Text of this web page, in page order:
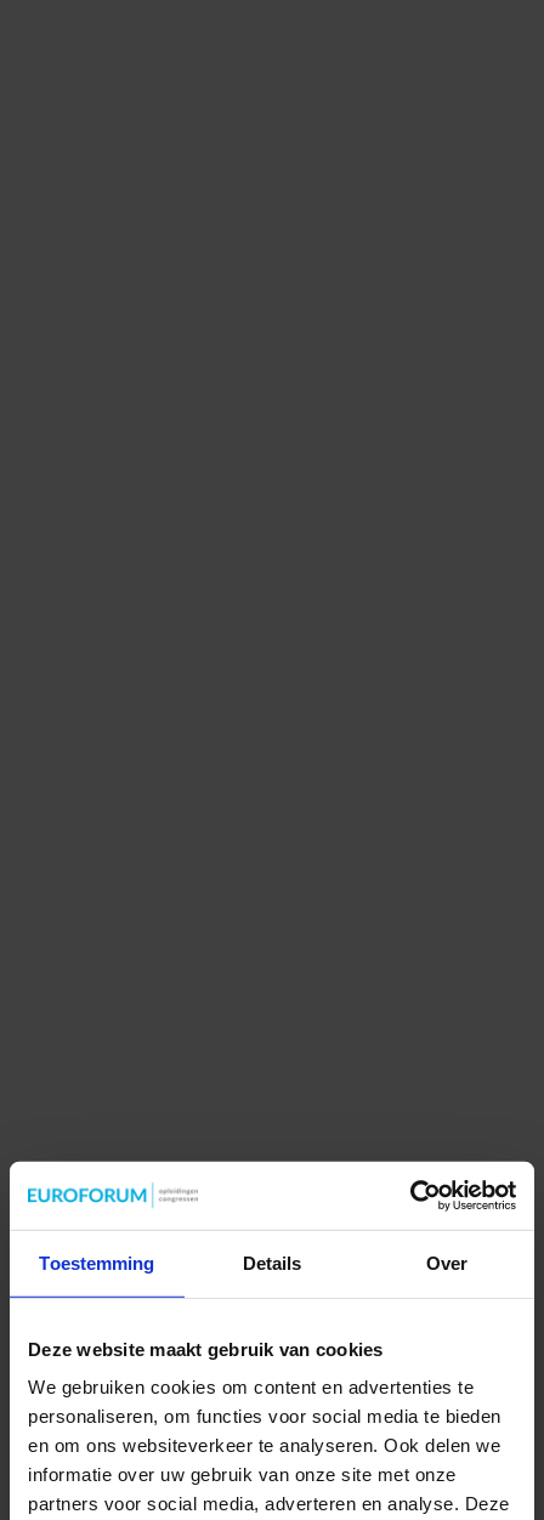
Toestemming Details Over
Deze website maakt gebruik van cookies
We gebruiken cookies om content en advertenties te
personaliseren, om functies voor social media te bieden
en om ons websiteverkeer te analyseren. Ook delen we
informatie over uw gebruik van onze site met onze
partners voor social media, adverteren en analyse. Deze